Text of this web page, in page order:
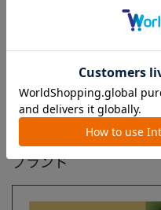
ブランド